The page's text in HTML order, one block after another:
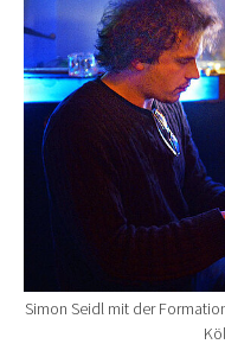
Simon Seidl mit der